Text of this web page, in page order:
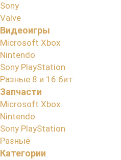
Sony
Valve
Видеоигры
Microsoft Xbox
Nintendo
Sony PlayStation
Разные 8 и 16 бит
Запчасти
Microsoft Xbox
Nintendo
Sony PlayStation
Разные
Категории